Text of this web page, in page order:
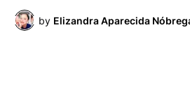
by Elizandra Aparecida